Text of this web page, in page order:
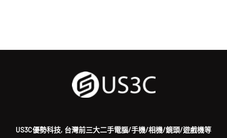
US3C優勢科技, 台灣前三大二手電腦/手機/相機/鏡頭/遊戲機等